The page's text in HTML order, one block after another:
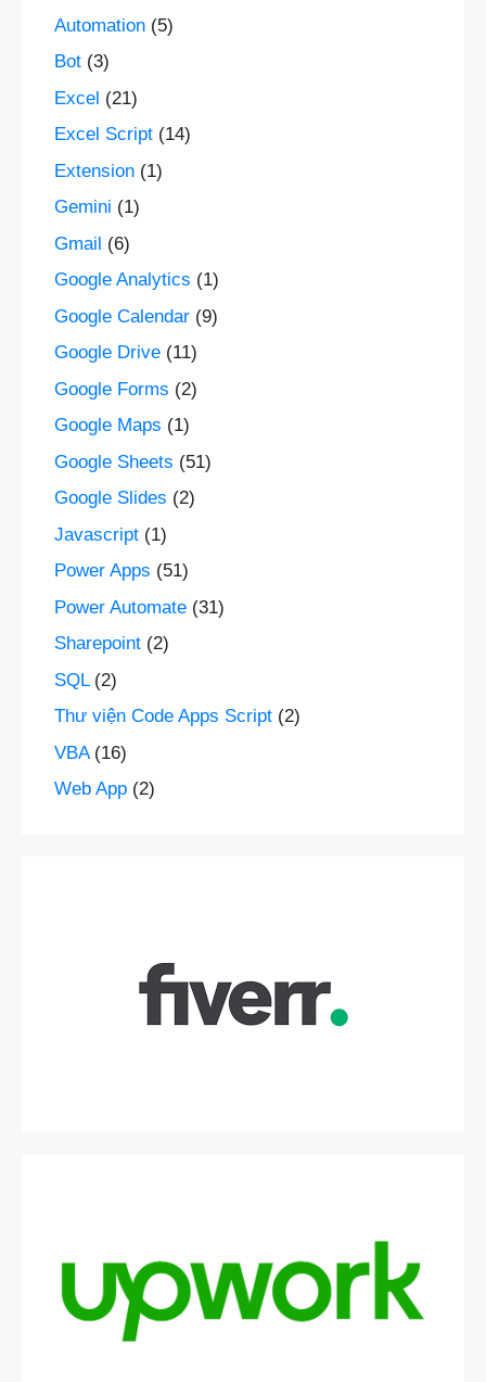
Automation (5)
Bot (3)
Excel (21)
Excel Script (14)
Extension (1)
Gemini (1)
Gmail (6)
Google Analytics (1)
Google Calendar (9)
Google Drive (11)
Google Forms (2)
Google Maps (1)
Google Sheets (51)
Google Slides (2)
Javascript (1)
Power Apps (51)
Power Automate (31)
Sharepoint (2)
SQL(2)
Thư viện Code Apps Script (2)
VBA(16)
Web App (2)